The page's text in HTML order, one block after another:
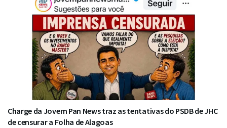
Charge da Jovem Pan News traz as tentativas do PSDB de JHC
de censurar a Folha de Alagoas